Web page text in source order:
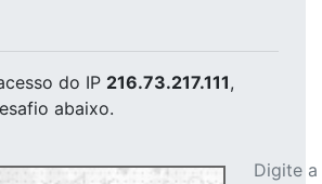
do IP 216.73.217.111,
abaixo.
Digite